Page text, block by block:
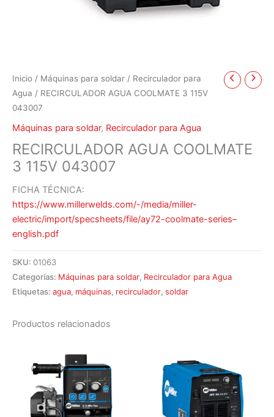
Inicio / Máquinas para soldar / Recirculador para
Agua / RECIRCULADOR AGUA COOLMATE 3 115V
043007
Máquinas para soldar, Recirculador para Agua
RECIRCULADOR AGUA COOLMATE
3 115V 043007
FICHA TÉCNICA:
https://www.millerwelds.com/-/media/miller-
electric/import/specsheets/file/ay72-coolmate-series–
english.pdf
SKU: 01063
Categorías: Máquinas para soldar, Recirculador para Agua
Etiquetas: agua, máquinas, recirculador, soldar
Productos relacionados